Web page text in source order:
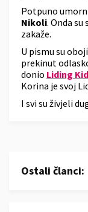
Potpuno
Nikoli. Onda
zakaže.
U pismu su
prekinut
donio Liding
Korina je svoj
I svi su živjeli
Ostali članci: